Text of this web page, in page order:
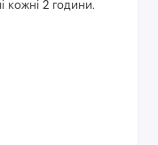
кожні 2 години.